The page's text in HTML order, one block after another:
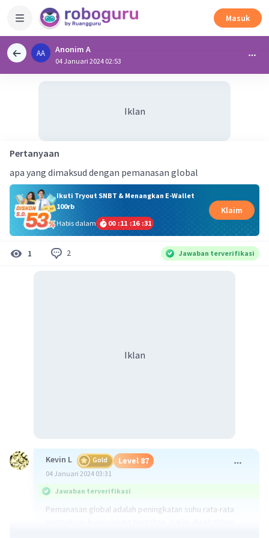
Masuk
AA Anonim A
04 Januari 2024 02:53
Iklan
Pertanyaan
apa yang dimaksud dengan pemanasan global
Ikuti Tryout SNBT & Menangkan E-Wallet
100rb
Habis dalam
00 :11 :16 :30
Klaim
1 2 Jawaban terverifikasi
Iklan
Kevin L Gold Level 87
04 Januari 2024 03:31
Jawaban terverifikasi
Pemanasan global adalah peningkatan suhu rata-rata